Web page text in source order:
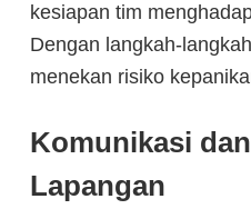
kesiapan tim
Dengan langkah-
menekan risiko
Komunikasi
Lapangan